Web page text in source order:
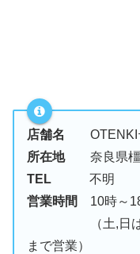
店舗名 OTENKI
所在地
奈良県
TEL 不明
営業時間
10時～
（土,日は8時
まで営業）